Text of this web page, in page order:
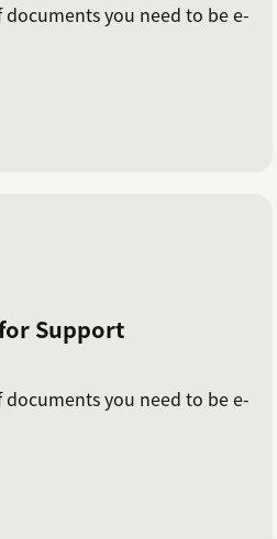
you need to be e-
Support
you need to be e-